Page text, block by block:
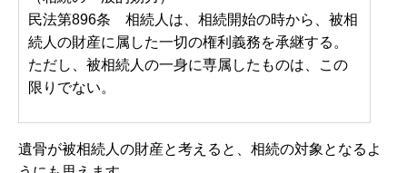
民法第896条 相続人は、相続開始の時から、被相
続人の財産に属した一切の権利義務を承継する。
ただし、被相続人の一身に専属したものは、この
限りでない。
遺骨が被相続人の財産と考えると、相続の対象となるよ